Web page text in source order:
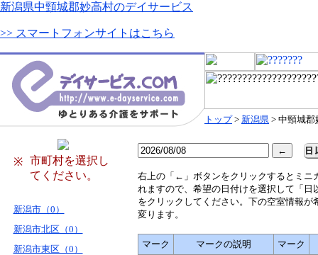
新潟県中頸城郡妙高村のデイサービス
>> スマートフォンサイトはこちら
トップ> 新潟県 > 中頸城郡
※
市町村を選択し
てください。
新潟市（0）
新潟市北区（0）
新潟市東区（0）
右上の「←」ボタンをクリックするとミニ
れますので、希望の日付けを選択して「日
をクリックしてください。下の空室情報が
変ります。
マーク マークの説明
マーク